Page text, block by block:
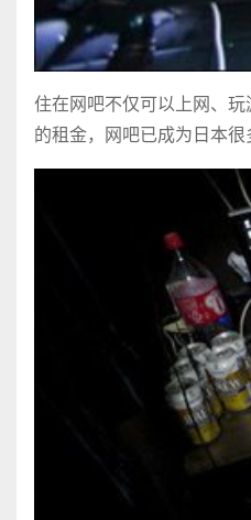
住在网吧不仅可以上网、
的租金，网吧已成为日本很